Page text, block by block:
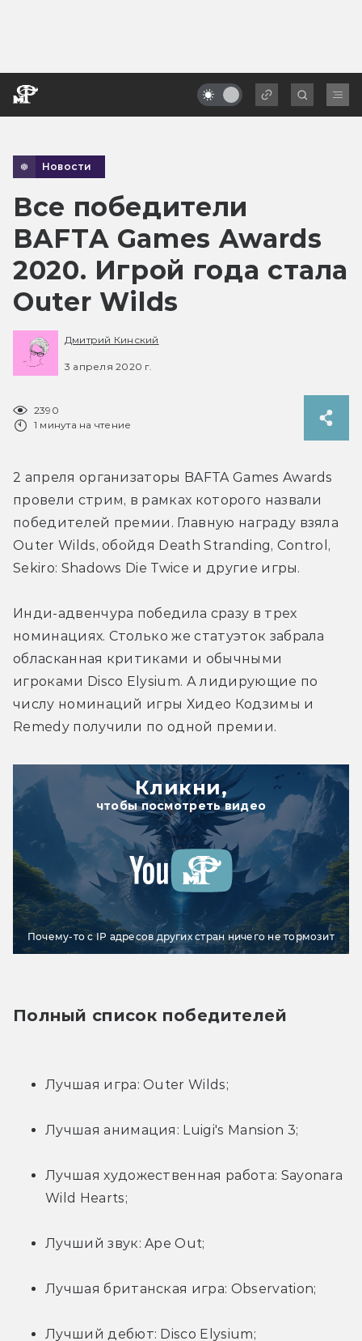
Новости
Все победители
BAFTA Games Awards
2020. Игрой года стала
Outer Wilds
Дмитрий Кинский
3 апреля 2020 г.
2390
1 минута на чтение
2 апреля организаторы BAFTA Games Awards
провели стрим, в рамках которого назвали
победителей премии. Главную награду взяла
Outer Wilds, обойдя Death Stranding, Control,
Sekiro: Shadows Die Twice и другие игры.
Инди-адвенчура победила сразу в трех
номинациях. Столько же статуэток забрала
обласканная критиками и обычными
игроками Disco Elysium. А лидирующие по
числу номинаций игры Хидео Кодзимы и
Remedy получили по одной премии.
Кликни,
чтобы посмотреть видео
Почему-то с IP адресов других стран ничего не тормозит
Полный список победителей
Лучшая игра: Outer Wilds;
Лучшая анимация: Luigi's Mansion 3;
Лучшая художественная работа: Sayonara
Wild Hearts;
Лучший звук: Ape Out;
Лучшая британская игра: Observation;
Лучший дебют: Disco Elysium;